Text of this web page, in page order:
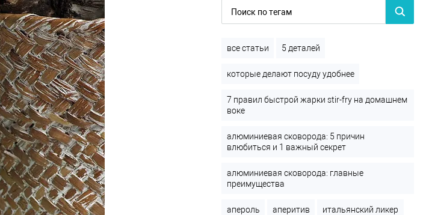
все статьи 5 деталей
которые делают посуду удобнее
7 правил быстрой жарки stir-fry на домашнем
воке
алюминиевая сковорода: 5 причин
влюбиться и 1 важный секрет
алюминиевая сковорода: главные
преимущества
апероль аперитив итальянский ликер